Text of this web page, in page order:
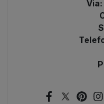
Via: